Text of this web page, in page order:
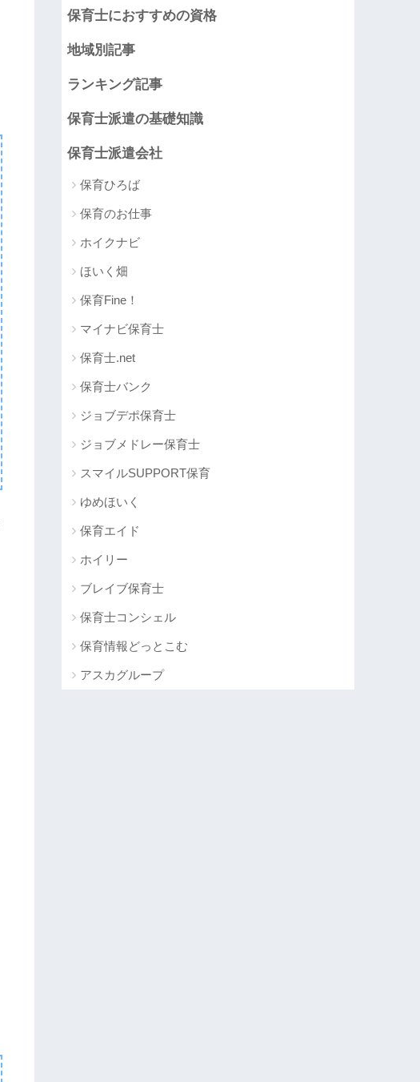
保育士におすすめの資格
地域別記事
ランキング記事
保育士派遣の基礎知識
保育士派遣会社
保育ひろば
保育のお仕事
ホイクナビ
ほいく畑
保育Fine！
マイナビ保育士
保育士.net
保育士バンク
ジョブデポ保育士
ジョブメドレー保育士
スマイルSUPPORT保育
ゆめほいく
保育エイド
ホイリー
ブレイブ保育士
保育士コンシェル
保育情報どっとこむ
アスカグループ